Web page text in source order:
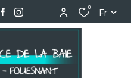
0 Fr